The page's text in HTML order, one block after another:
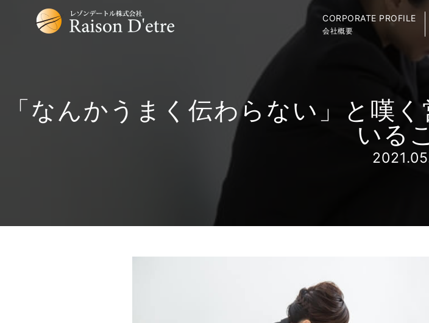
CORPORATE PROFILE
会社概要
「なんかうまく伝わらない」と嘆
いる